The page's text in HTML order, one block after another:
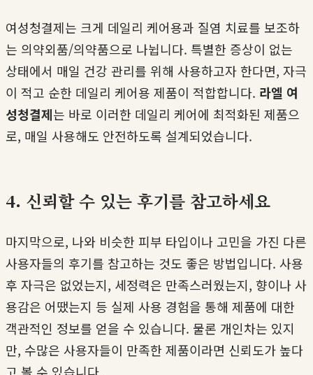
여성청결제는 크게 데일리 케어용과 질염 치료를 보조하
는 의약외품/의약품으로 나뉩니다. 특별한 증상이 없는
상태에서 매일 건강 관리를 위해 사용하고자 한다면, 자극
이 적고 순한 데일리 케어용 제품이 적합합니다. 라엘 여
성청결제는 바로 이러한 데일리 케어에 최적화된 제품으
로, 매일 사용해도 안전하도록 설계되었습니다.
4. 신뢰할 수 있는 후기를 참고하세요
마지막으로, 나와 비슷한 피부 타입이나 고민을 가진 다른
사용자들의 후기를 참고하는 것도 좋은 방법입니다. 사용
후 자극은 없었는지, 세정력은 만족스러웠는지, 향이나 사
용감은 어땠는지 등 실제 사용 경험을 통해 제품에 대한
객관적인 정보를 얻을 수 있습니다. 물론 개인차는 있지
만, 수많은 사용자들이 만족한 제품이라면 신뢰도가 높다